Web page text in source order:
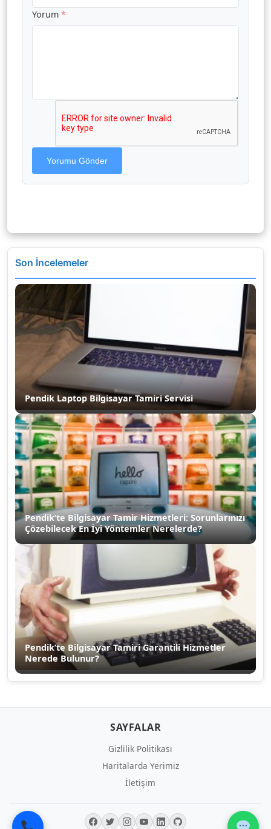
Yorum *
Yorumu Gönder
Son İncelemeler
Pendik Laptop Bilgisayar Tamiri Servisi
Pendik’te Bilgisayar Tamir Hizmetleri: Sorunlarınızı
Çözebilecek En İyi Yöntemler Nerelerde?
Pendik’te Bilgisayar Tamiri Garantili Hizmetler
Nerede Bulunur?
SAYFALAR
Gizlilik Politikası
Haritalarda Yerimiz
İletişim